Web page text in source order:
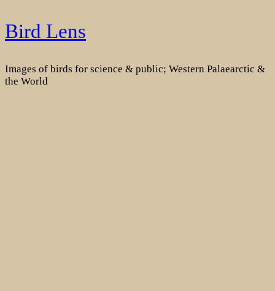
Skip
to
Bird Lens
Images of birds for science & public; Western Palaearctic &
the World